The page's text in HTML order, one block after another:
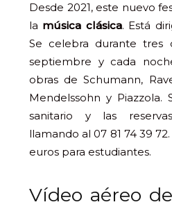
Desde 2021, este nuevo
la música clásica. Está
Se celebra durante tres
septiembre y cada
obras de Schumann,
Mendelssohn y Piazzola.
sanitario y las
llamando al 07 81 74 39
euros para estudiantes.
Vídeo aéreo